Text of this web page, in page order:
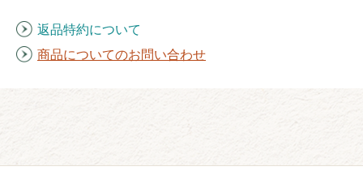
返品特約について
商品についてのお問い合わせ